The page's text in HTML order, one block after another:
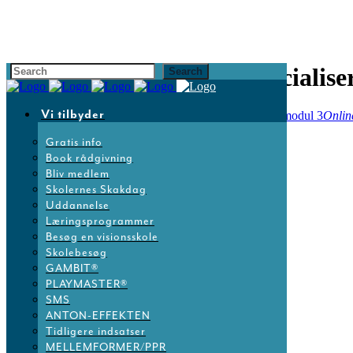
Vi tilbyder
Gratis info
Book rådgivning
Bliv medlem
Skolernes Skakdag
Uddannelse
Læringsprogrammer
Besøg en visionsskole
Skolebesøg
GAMBIT®
PLAYMASTER®
SMS
ANTON-EFFEKTEN
Tidligere indsatser
MELLEMFORMER/PPR
SKAK+MAT® online
dec 15:0016:30SKAK+MAT® online specialiseringsmodul 3